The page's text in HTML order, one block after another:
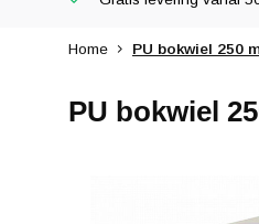
Home PU bokwiel 250
PU bokwiel